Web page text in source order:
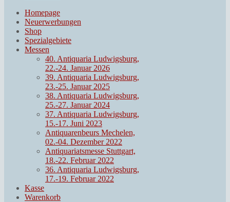
Homepage
Neuerwerbungen
Shop
Spezialgebiete
Messen
40. Antiquaria Ludwigsburg,
22.-24. Januar 2026
39. Antiquaria Ludwigsburg,
23.-25. Januar 2025
38. Antiquaria Ludwigsburg,
25.-27. Januar 2024
37. Antiquaria Ludwigsburg,
15.-17. Juni 2023
Antiquarenbeurs Mechelen,
02.-04. Dezember 2022
Antiquariatsmesse Stuttgart,
18.-22. Februar 2022
36. Antiquaria Ludwigsburg,
17.-19. Februar 2022
Kasse
Warenkorb